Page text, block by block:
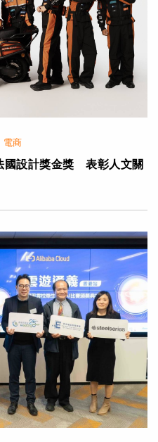
電商
國設計獎金獎 表彰人文關